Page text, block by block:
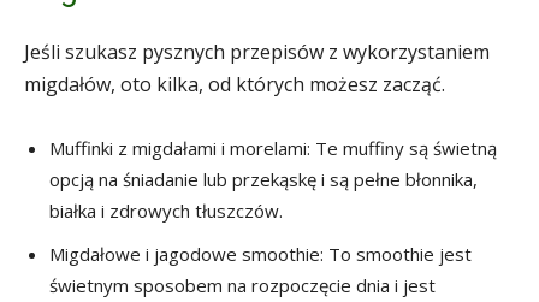
Jeśli szukasz pysznych przepisów z wykorzystaniem
migdałów, oto kilka, od których możesz zacząć.
Muffinki z migdałami i morelami: Te muffiny są świetną
opcją na śniadanie lub przekąskę i są pełne błonnika,
białka i zdrowych tłuszczów.
Migdałowe i jagodowe smoothie: To smoothie jest
świetnym sposobem na rozpoczęcie dnia i jest